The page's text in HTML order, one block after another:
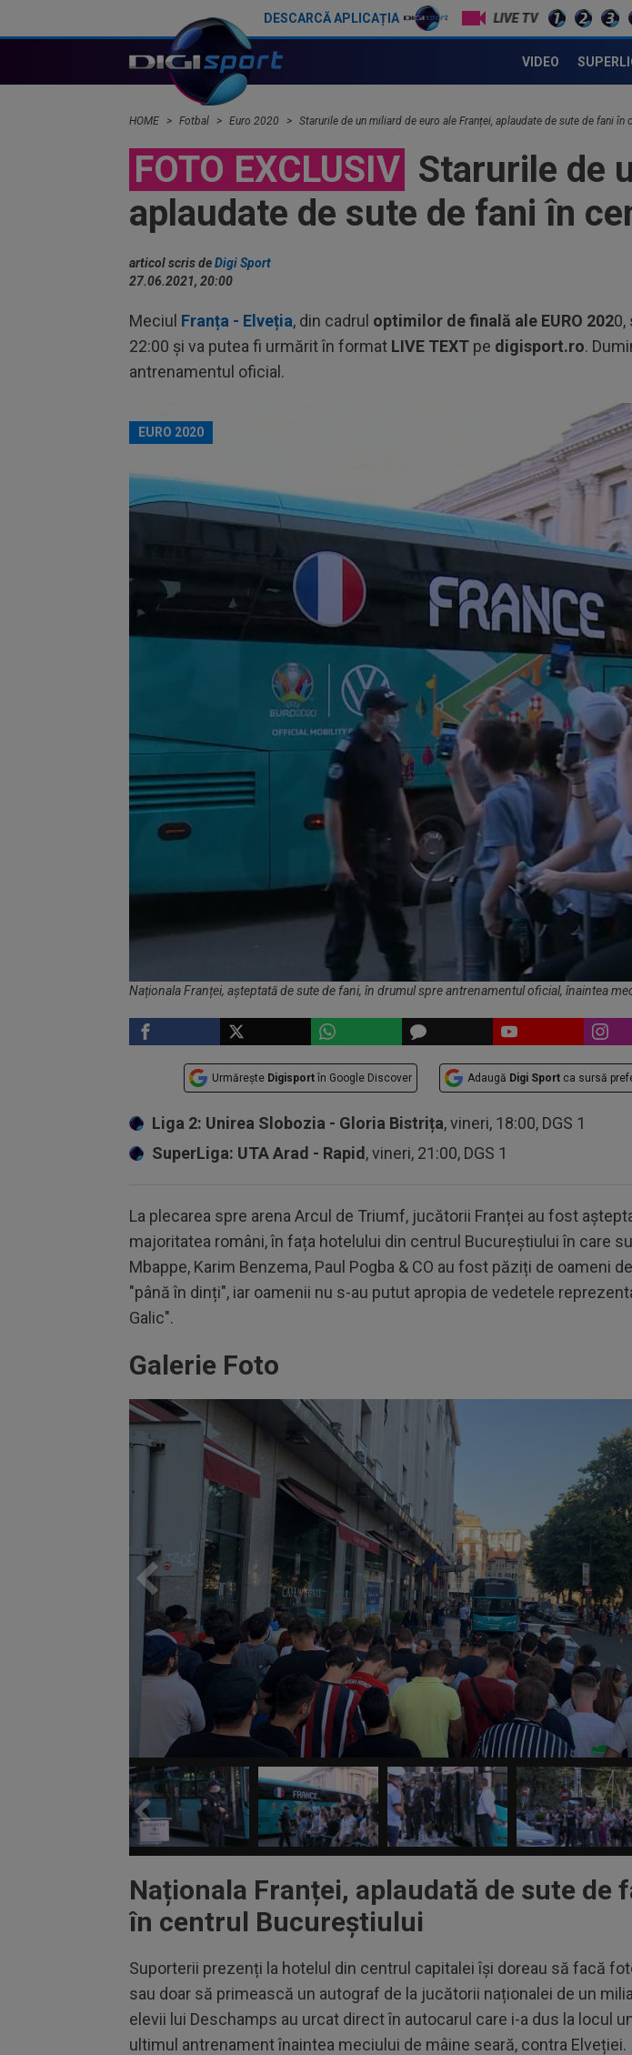
DESCARCĂ APLICAȚIA LIVE TV
VIDEO
HOME Fotbal Euro 2020 Starurile de un miliard de euro ale Franței, aplaudate de sute de fani în
FOTO EXCLUSIV Starurile de
aplaudate de sute de fani în
articol scris deDigi Sport
27.06.2021, 20:00
Meciul Franța - Elveția, din cadrul optimilor de finală ale EURO 2020,
22:00 și va putea fi urmărit în format LIVE TEXT pe digisport.ro.
antrenamentul oficial.
EURO 2020
Naționala Franței, așteptată de sute de fani, în drumul spre antrenamentul oficial, înaintea
Urmărește Digisport în Google Discover Adaugă Digi Sport ca sursă
Liga 2: Unirea Slobozia - Gloria Bistrița, vineri, 18:00, DGS 1
SuperLiga: UTA Arad - Rapid , vineri, 21:00, DGS 1
La plecarea spre arena Arcul de Triumf, jucătorii Franței au fost
majoritatea români, în fața hotelului din centrul Bucureștiului în care
Mbappe, Karim Benzema, Paul Pogba & CO au fost păziți de oameni
"până în dinți", iar oamenii nu s-au putut apropia de vedetele
Galic".
Galerie Foto
Naționala Franței, aplaudată de sute de
în centrul Bucureștiului
Suporterii prezenți la hotelul din centrul capitalei își doreau să facă
sau doar să primească un autograf de la jucătorii naționalei de un
elevii lui Deschamps au urcat direct în autocarul care i-a dus la locul
ultimul antrenament înaintea meciului de mâine seară, contra Elveției.